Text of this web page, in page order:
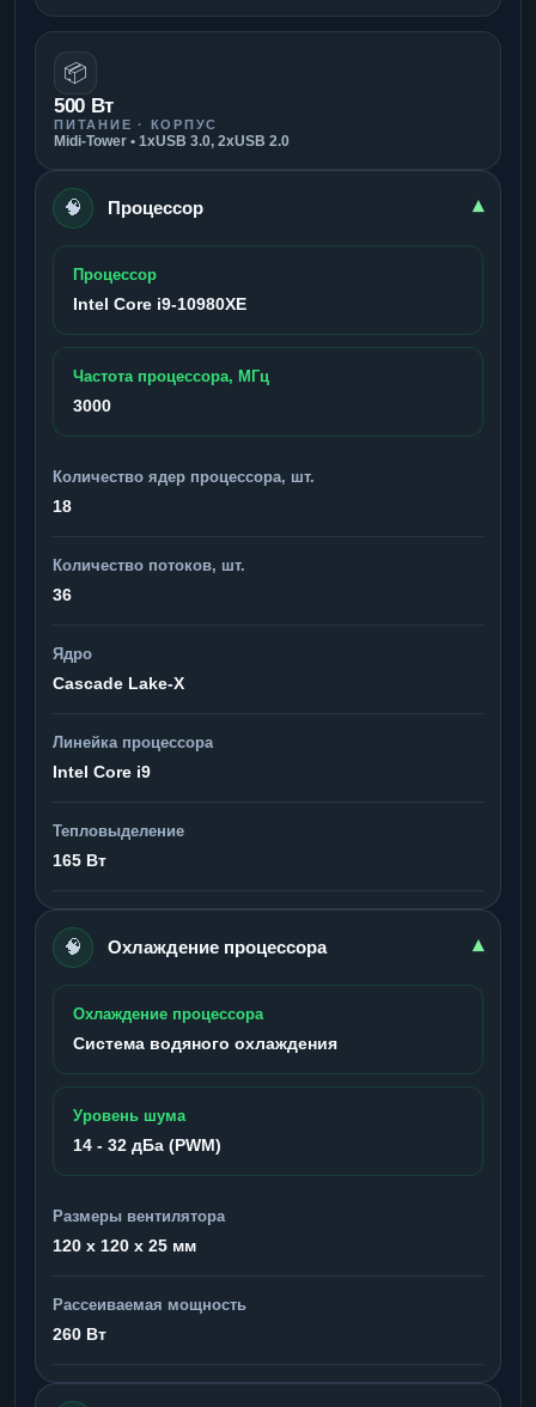
📦
500 Вт
ПИТАНИЕ · КОРПУС
Midi-Tower • 1xUSB 3.0, 2xUSB 2.0
🧠 Процессор ▾
Процессор
Intel Core i9-10980XE
Частота процессора, МГц
3000
Количество ядер процессора, шт.
18
Количество потоков, шт.
36
Ядро
Cascade Lake-X
Линейка процессора
Intel Core i9
Тепловыделение
165 Вт
🧠 Охлаждение процессора ▾
Охлаждение процессора
Система водяного охлаждения
Уровень шума
14 - 32 дБа (PWM)
Размеры вентилятора
120 x 120 x 25 мм
Рассеиваемая мощность
260 Вт